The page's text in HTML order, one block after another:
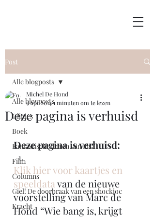
Post
Alle blogposts
Clinics
Boek
Fantastische Toren van Pisa
Film
Columns
Giel! De doorbraak van een shockjoc
Kracht
Alle blogposts
Deze pagina is verhuisd
Michel De Hond
9 apr 20141 minuten om te lezen
Deze pagina is verhuisd:
Klik hier voor kaartjes en
speeldata van de nieuwe
voorstelling van Marc de
Hond “Wie bang is, krijgt